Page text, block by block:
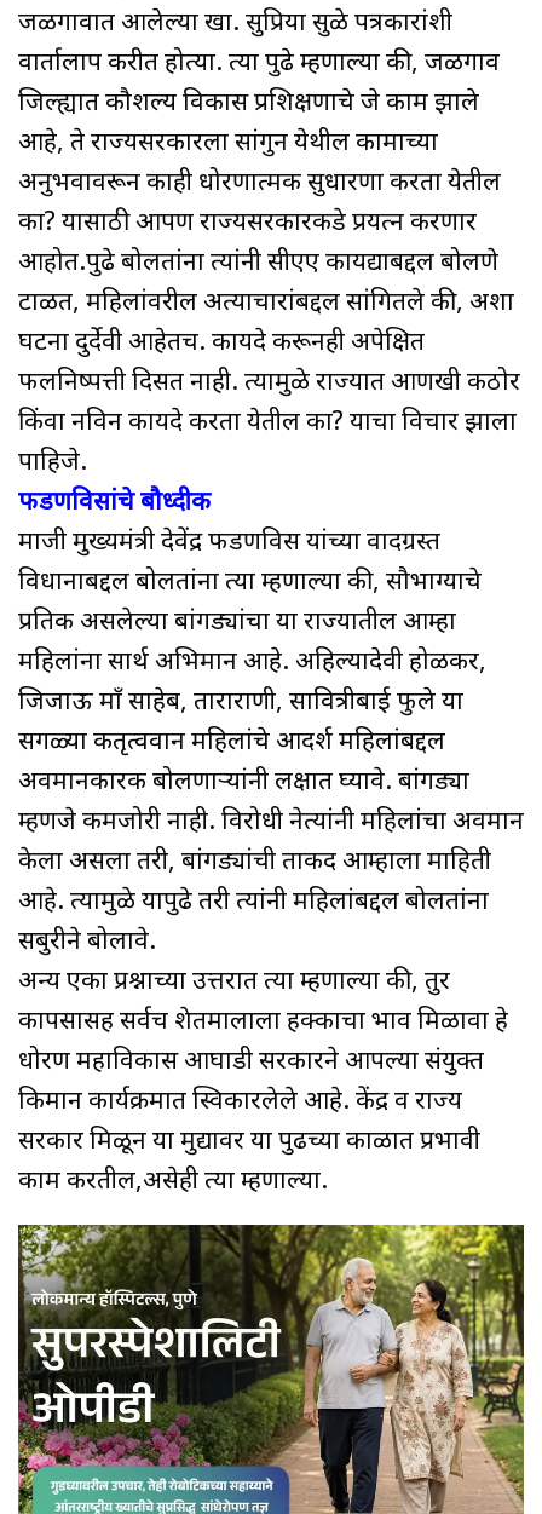
जळगावात आलेल्या खा. सुप्रिया सुळे पत्रकारांशी
वार्तालाप करीत होत्या. त्या पुढे म्हणाल्या की, जळगाव
जिल्ह्यात कौशल्य विकास प्रशिक्षणाचे जे काम झाले
आहे, ते राज्यसरकारला सांगुन येथील कामाच्या
अनुभवावरून काही धोरणात्मक सुधारणा करता येतील
का? यासाठी आपण राज्यसरकारकडे प्रयत्न करणार
आहोत.पुढे बोलतांना त्यांनी सीएए कायद्याबद्दल बोलणे
टाळत, महिलांवरील अत्याचारांबद्दल सांगितले की, अशा
घटना दुर्देवी आहेतच. कायदे करूनही अपेक्षित
फलनिष्पत्ती दिसत नाही. त्यामुळे राज्यात आणखी कठोर
किंवा नविन कायदे करता येतील का? याचा विचार झाला
पाहिजे.
फडणविसांचे बौध्दीक
माजी मुख्यमंत्री देवेंद्र फडणविस यांच्या वादग्रस्त
विधानाबद्दल बोलतांना त्या म्हणाल्या की, सौभाग्याचे
प्रतिक असलेल्या बांगड्यांचा या राज्यातील आम्हा
महिलांना सार्थ अभिमान आहे. अहिल्यादेवी होळकर,
जिजाऊ माँ साहेब, ताराराणी, सावित्रीबाई फुले या
सगळ्या कतृत्ववान महिलांचे आदर्श महिलांबद्दल
अवमानकारक बोलणार्‍यांनी लक्षात घ्यावे. बांगड्या
म्हणजे कमजोरी नाही. विरोधी नेत्यांनी महिलांचा अवमान
केला असला तरी, बांगड्यांची ताकद आम्हाला माहिती
आहे. त्यामुळे यापुढे तरी त्यांनी महिलांबद्दल बोलतांना
सबुरीने बोलावे.
अन्य एका प्रश्नाच्या उत्तरात त्या म्हणाल्या की, तुर
कापसासह सर्वच शेतमालाला हक्काचा भाव मिळावा हे
धोरण महाविकास आघाडी सरकारने आपल्या संयुक्त
किमान कार्यक्रमात स्विकारलेले आहे. केंद्र व राज्य
सरकार मिळून या मुद्यावर या पुढच्या काळात प्रभावी
काम करतील,असेही त्या म्हणाल्या.